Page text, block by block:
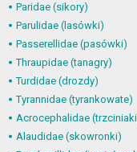
Paridae (sikory)
Parulidae (lasówki)
Passerellidae (pasówki)
Thraupidae (tanagry)
Turdidae (drozdy)
Tyrannidae (tyrankowate)
Acrocephalidae
Alaudidae (skowronki)